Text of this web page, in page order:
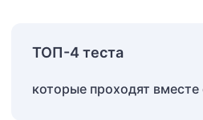
ТОП-4 теста
которые проходят вместе